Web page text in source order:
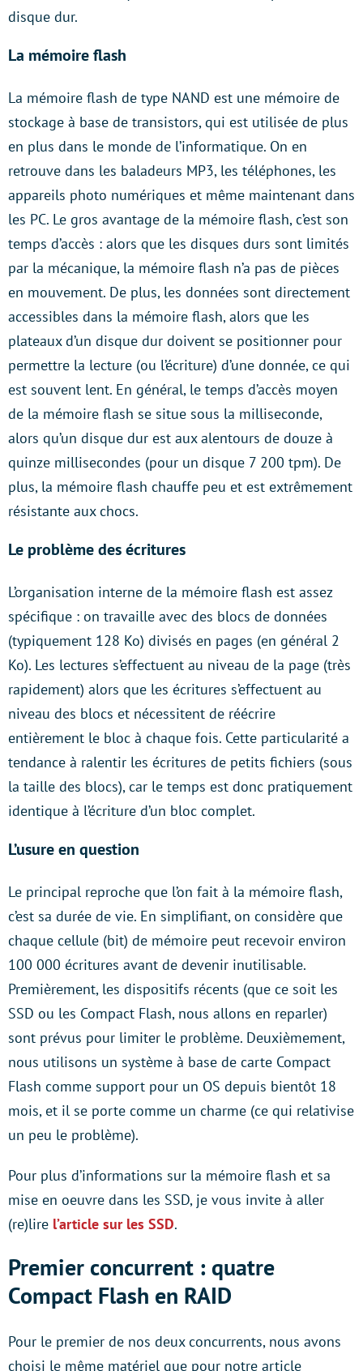
disque dur.
La mémoire flash
La mémoire flash de type NAND est une mémoire de
stockage à base de transistors, qui est utilisée de plus
en plus dans le monde de l’informatique. On en
retrouve dans les baladeurs MP3, les téléphones, les
appareils photo numériques et même maintenant dans
les PC. Le gros avantage de la mémoire flash, c’est son
temps d’accès : alors que les disques durs sont limités
par la mécanique, la mémoire flash n’a pas de pièces
en mouvement. De plus, les données sont directement
accessibles dans la mémoire flash, alors que les
plateaux d’un disque dur doivent se positionner pour
permettre la lecture (ou l’écriture) d’une donnée, ce qui
est souvent lent. En général, le temps d’accès moyen
de la mémoire flash se situe sous la milliseconde,
alors qu’un disque dur est aux alentours de douze à
quinze millisecondes (pour un disque 7 200 tpm). De
plus, la mémoire flash chauffe peu et est extrêmement
résistante aux chocs.
Le problème des écritures
L’organisation interne de la mémoire flash est assez
spécifique : on travaille avec des blocs de données
(typiquement 128 Ko) divisés en pages (en général 2
Ko). Les lectures s’effectuent au niveau de la page (très
rapidement) alors que les écritures s’effectuent au
niveau des blocs et nécessitent de réécrire
entièrement le bloc à chaque fois. Cette particularité a
tendance à ralentir les écritures de petits fichiers (sous
la taille des blocs), car le temps est donc pratiquement
identique à l’écriture d’un bloc complet.
L’usure en question
Le principal reproche que l’on fait à la mémoire flash,
c’est sa durée de vie. En simplifiant, on considère que
chaque cellule (bit) de mémoire peut recevoir environ
100 000 écritures avant de devenir inutilisable.
Premièrement, les dispositifs récents (que ce soit les
SSD ou les Compact Flash, nous allons en reparler)
sont prévus pour limiter le problème. Deuxièmement,
nous utilisons un système à base de carte Compact
Flash comme support pour un OS depuis bientôt 18
mois, et il se porte comme un charme (ce qui relativise
un peu le problème).
Pour plus d’informations sur la mémoire flash et sa
mise en oeuvre dans les SSD, je vous invite à aller
(re)lire l’article sur les SSD.
Premier concurrent : quatre
Compact Flash en RAID
Pour le premier de nos deux concurrents, nous avons
choisi le même matériel que pour notre article